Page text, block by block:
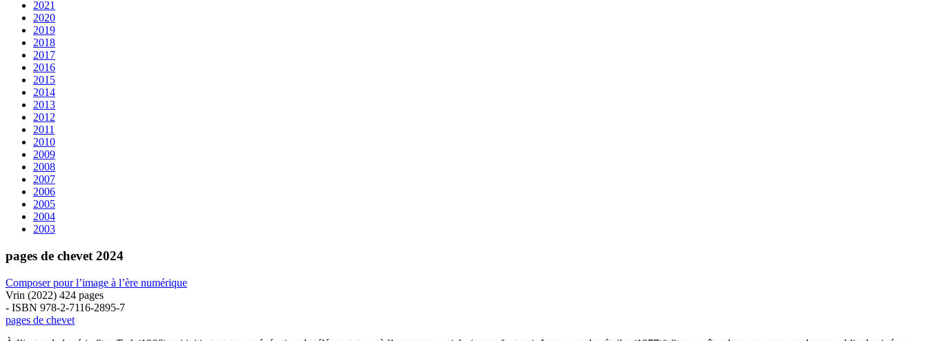
2021
2020
2019
2018
2017
2016
2015
2014
2013
2012
2011
2010
2009
2008
2007
2006
2005
2004
2003
pages de chevet 2024
Composer pour l’image à l’ère numérique
Vrin (2022) 424 pages
- ISBN 978-2-7116-2895-7
pages de chevet